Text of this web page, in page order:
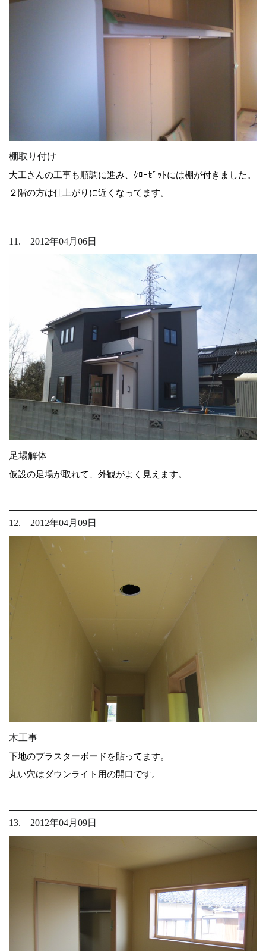
棚取り付け
大工さんの工事も順調に進み、ｸﾛｰｾﾞｯﾄには棚が付きました。
２階の方は仕上がりに近くなってます。
11. 2012年04月06日
足場解体
仮設の足場が取れて、外観がよく見えます。
12. 2012年04月09日
木工事
下地のプラスターボードを貼ってます。
丸い穴はダウンライト用の開口です。
13. 2012年04月09日